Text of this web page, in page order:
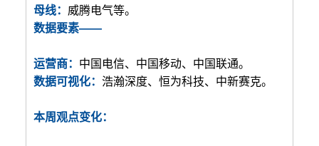
母线： 威腾电气等。
数据要素——
运营商： 中国电信、中国移动、中国联通。
数据可视化： 浩瀚深度、恒为科技、中新赛克。
本周观点变化：